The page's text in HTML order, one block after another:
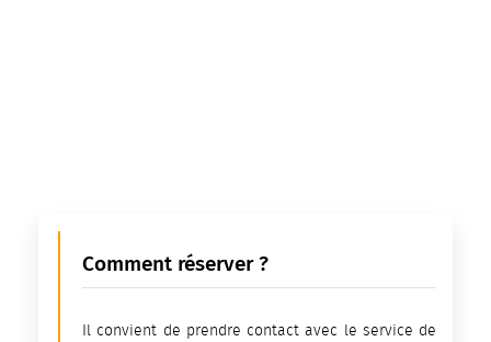
Comment réserver ?
Il convient de prendre contact avec le service de